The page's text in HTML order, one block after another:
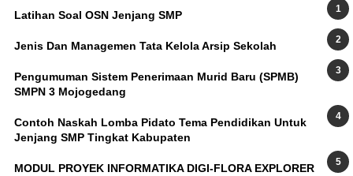
Latihan Soal OSN Jenjang SMP
Jenis Dan Managemen Tata Kelola Arsip Sekolah
Pengumuman Sistem Penerimaan Murid Baru (SPMB)
SMPN 3 Mojogedang
Contoh Naskah Lomba Pidato Tema Pendidikan Untuk
Jenjang SMP Tingkat Kabupaten
MODUL PROYEK INFORMATIKA DIGI-FLORA EXPLORER